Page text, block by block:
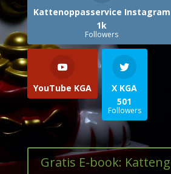
Kattenoppasservice Instagram
1k
Followers
YouTube KGA
X KGA
501
Followers
Gratis E-book: